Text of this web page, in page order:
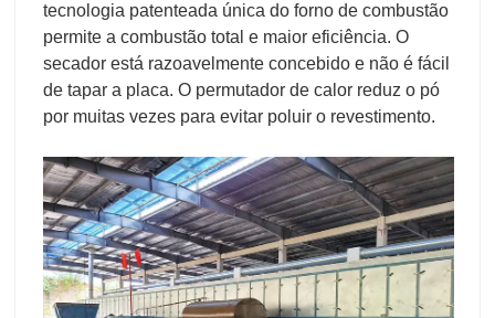
tecnologia patenteada única do forno de combustão
permite a combustão total e maior eficiência. O
secador está razoavelmente concebido e não é fácil
de tapar a placa. O permutador de calor reduz o pó
por muitas vezes para evitar poluir o revestimento.